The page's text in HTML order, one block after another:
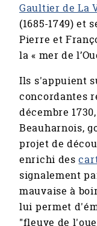
Gaultier de La
(1685-1749) et
Pierre et
la « mer de
Ils s'appuient
concordantes
décembre
Beauharnois,
projet de
enrichi des
signalement
mauvaise à
lui permet
"fleuve de